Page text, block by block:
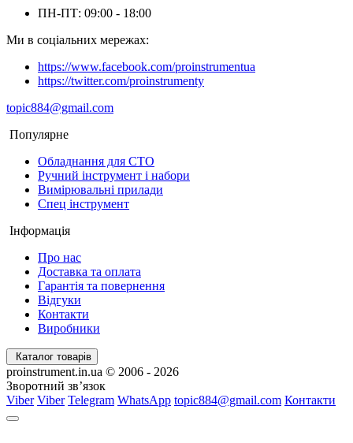
ПН-ПТ: 09:00 - 18:00
Ми в соціальних мережах:
https://www.facebook.com/proinstrumentua
https://twitter.com/proinstrumenty
topic884@gmail.com
Популярне
Обладнання для СТО
Ручний інструмент і набори
Вимірювальні прилади
Спец інструмент
Інформація
Про нас
Доставка та оплата
Гарантія та повернення
Відгуки
Контакти
Виробники
Каталог товарів
proinstrument.in.ua © 2006 - 2026
Зворотний зв’язок
Viber Viber Telegram WhatsApp topic884@gmail.com Контакти